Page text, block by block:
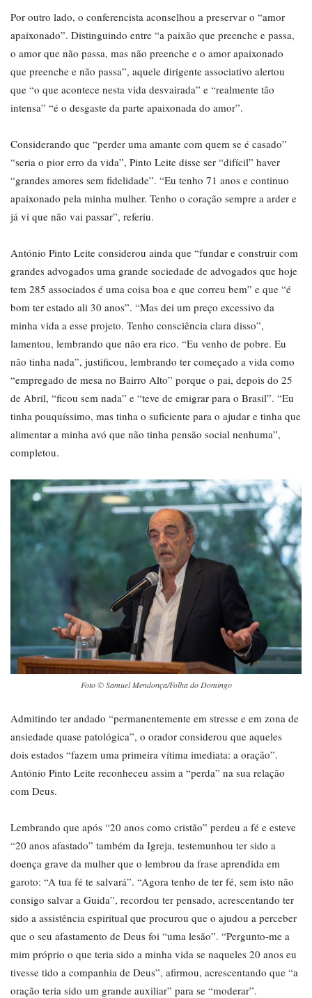
Por outro lado, o conferencista aconselhou a preservar o “amor
apaixonado”. Distinguindo entre “a paixão que preenche e passa,
o amor que não passa, mas não preenche e o amor apaixonado
que preenche e não passa”, aquele dirigente associativo alertou
que “o que acontece nesta vida desvairada” e “realmente tão
intensa” “é o desgaste da parte apaixonada do amor”.
Considerando que “perder uma amante com quem se é casado”
“seria o pior erro da vida”, Pinto Leite disse ser “difícil” haver
“grandes amores sem fidelidade”. “Eu tenho 71 anos e continuo
apaixonado pela minha mulher. Tenho o coração sempre a arder e
já vi que não vai passar”, referiu.
António Pinto Leite considerou ainda que “fundar e construir com
grandes advogados uma grande sociedade de advogados que hoje
tem 285 associados é uma coisa boa e que correu bem” e que “é
bom ter estado ali 30 anos”. “Mas dei um preço excessivo da
minha vida a esse projeto. Tenho consciência clara disso”,
lamentou, lembrando que não era rico. “Eu venho de pobre. Eu
não tinha nada”, justificou, lembrando ter começado a vida como
“empregado de mesa no Bairro Alto” porque o pai, depois do 25
de Abril, “ficou sem nada” e “teve de emigrar para o Brasil”. “Eu
tinha pouquíssimo, mas tinha o suficiente para o ajudar e tinha que
alimentar a minha avó que não tinha pensão social nenhuma”,
completou.
Foto © Samuel Mendonça/Folha do Domingo
Admitindo ter andado “permanentemente em stresse e em zona de
ansiedade quase patológica”, o orador considerou que aqueles
dois estados “fazem uma primeira vítima imediata: a oração”.
António Pinto Leite reconheceu assim a “perda” na sua relação
com Deus.
Lembrando que após “20 anos como cristão” perdeu a fé e esteve
“20 anos afastado” também da Igreja, testemunhou ter sido a
doença grave da mulher que o lembrou da frase aprendida em
garoto: “A tua fé te salvará”. “Agora tenho de ter fé, sem isto não
consigo salvar a Guida”, recordou ter pensado, acrescentando ter
sido a assistência espiritual que procurou que o ajudou a perceber
que o seu afastamento de Deus foi “uma lesão”. “Pergunto-me a
mim próprio o que teria sido a minha vida se naqueles 20 anos eu
tivesse tido a companhia de Deus”, afirmou, acrescentando que “a
oração teria sido um grande auxiliar” para se “moderar”.